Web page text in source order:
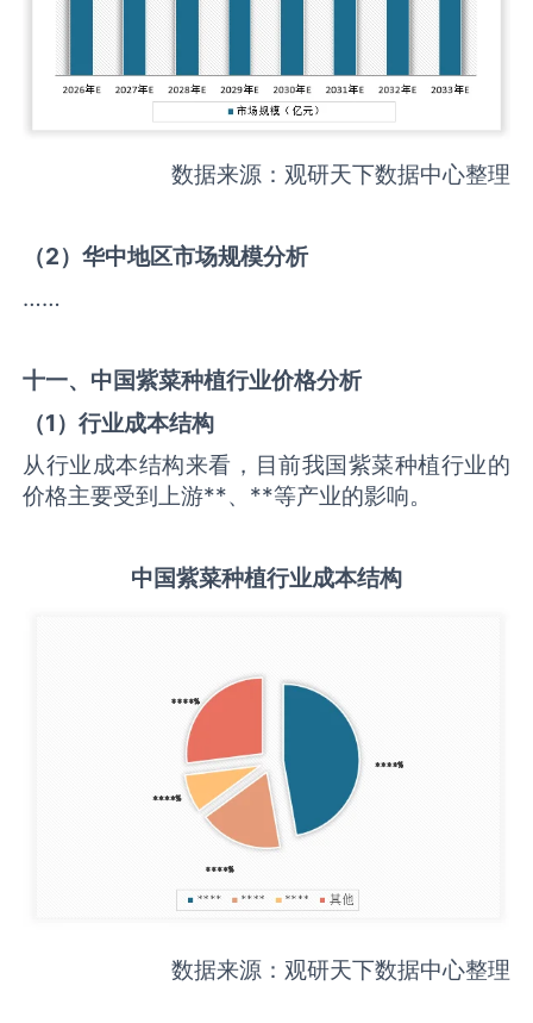
数据来源：观研天下数据中心整理
（2）华中地区市场规模分析
……
十一、中国紫菜种植行业价格分析
（1）行业成本结构
从行业成本结构来看，目前我国紫菜种植行业的
价格主要受到上游**、**等产业的影响。
中国紫菜种植行业成本结构
数据来源：观研天下数据中心整理